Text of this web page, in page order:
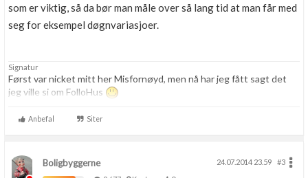
som er viktig, så da bør man måle over så lang tid at man får med
seg for eksempel døgnvariasjoer.
Signatur
Først var nicket mitt her Misfornøyd, men nå har jeg fått sagt det
jeg ville si om FolloHus
Anbefal Siter
Boligbyggerne 24.07.2014 23.59
#3